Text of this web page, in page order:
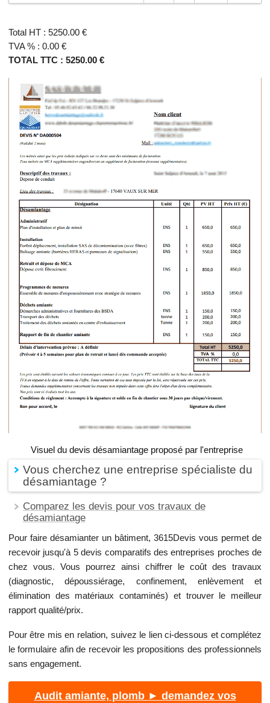
Total HT : 5250.00 €
TVA % : 0.00 €
TOTAL TTC : 5250.00 €
Visuel du devis désamiantage proposé par l'entreprise
Vous cherchez une entreprise spécialiste du
désamiantage ?
Comparez les devis pour vos travaux de
désamiantage
Pour faire désamianter un bâtiment, 3615Devis vous permet de
recevoir jusqu'à 5 devis comparatifs des entreprises proches de
chez vous. Vous pourrez ainsi chiffrer le coût des travaux
(diagnostic, dépoussiérage, confinement, enlèvement et
élimination des matériaux contaminés) et trouver le meilleur
rapport qualité/prix.
Pour être mis en relation, suivez le lien ci-dessous et complétez
le formulaire afin de recevoir les propositions des professionnels
sans engagement.
Audit amiante, plomb ► demandez vos